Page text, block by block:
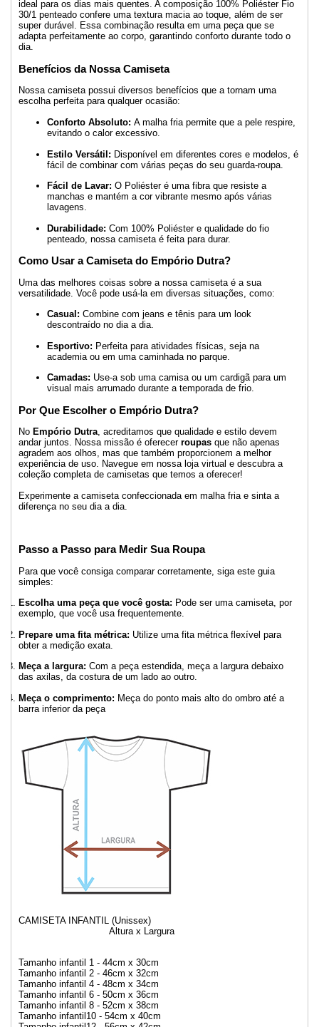
ideal para os dias mais quentes. A composição 100% Poliéster Fio
30/1 penteado confere uma textura macia ao toque, além de ser
super durável. Essa combinação resulta em uma peça que se
adapta perfeitamente ao corpo, garantindo conforto durante todo o
dia.
Benefícios da Nossa Camiseta
Nossa camiseta possui diversos benefícios que a tornam uma
escolha perfeita para qualquer ocasião:
Conforto Absoluto: A malha fria permite que a pele respire,
evitando o calor excessivo.
Estilo Versátil: Disponível em diferentes cores e modelos, é
fácil de combinar com várias peças do seu guarda-roupa.
Fácil de Lavar: O Poliéster é uma fibra que resiste a
manchas e mantém a cor vibrante mesmo após várias
lavagens.
Durabilidade: Com 100% Poliéster e qualidade do fio
penteado, nossa camiseta é feita para durar.
Como Usar a Camiseta do Empório Dutra?
Uma das melhores coisas sobre a nossa camiseta é a sua
versatilidade. Você pode usá-la em diversas situações, como:
Casual: Combine com jeans e tênis para um look
descontraído no dia a dia.
Esportivo: Perfeita para atividades físicas, seja na
academia ou em uma caminhada no parque.
Camadas: Use-a sob uma camisa ou um cardigã para um
visual mais arrumado durante a temporada de frio.
Por Que Escolher o Empório Dutra?
No Empório Dutra, acreditamos que qualidade e estilo devem
andar juntos. Nossa missão é oferecer roupas que não apenas
agradem aos olhos, mas que também proporcionem a melhor
experiência de uso. Navegue em nossa loja virtual e descubra a
coleção completa de camisetas que temos a oferecer!
Experimente a camiseta confeccionada em malha fria e sinta a
diferença no seu dia a dia.
Passo a Passo para Medir Sua Roupa
Para que você consiga comparar corretamente, siga este guia
simples:
Escolha uma peça que você gosta: Pode ser uma camiseta, por
exemplo, que você usa frequentemente.
Prepare uma fita métrica: Utilize uma fita métrica flexível para
obter a medição exata.
Meça a largura: Com a peça estendida, meça a largura debaixo
das axilas, da costura de um lado ao outro.
Meça o comprimento: Meça do ponto mais alto do ombro até a
barra inferior da peça
CAMISETA INFANTIL (Unissex)
Altura x Largura
Tamanho infantil 1 - 44cm x 30cm
Tamanho infantil 2 - 46cm x 32cm
Tamanho infantil 4 - 48cm x 34cm
Tamanho infantil 6 - 50cm x 36cm
Tamanho infantil 8 - 52cm x 38cm
Tamanho infantil10 - 54cm x 40cm